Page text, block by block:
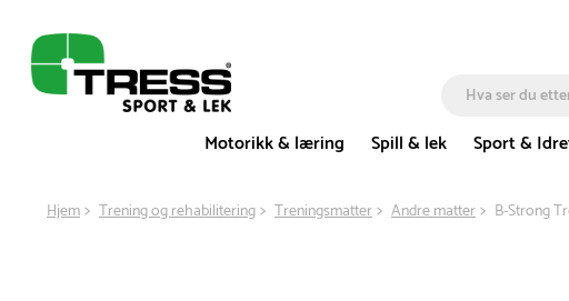
Motorikk & læring
Spill & lek Sport &
Hjem Trening og rehabilitering Treningsmatter Andre matter B-Strong